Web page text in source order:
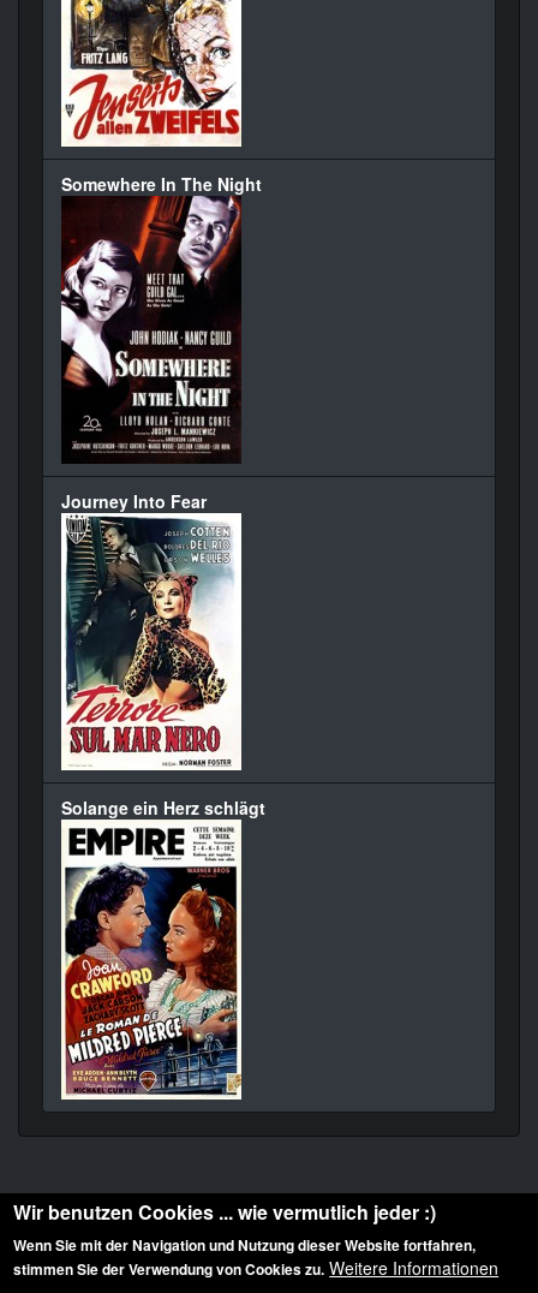
Somewhere In The Night
Journey Into Fear
Solange ein Herz schlägt
Diese Website ist urheberrechtlich geschützt: © 2010-2026 der Film Noir de. Alle
Wir benutzen Cookies ... wie vermutlich jeder :)
Wenn Sie mit der Navigation und Nutzung dieser Website fortfahren,
stimmen Sie der Verwendung von Cookies zu. Weitere Informationen